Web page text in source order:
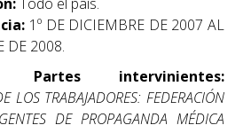
1º DE DICIEMBRE DE 2007 AL
DE 2008.
intervinientes:
LOS TRABAJADORES: FEDERACIÓN
DE PROPAGANDA MÉDICA